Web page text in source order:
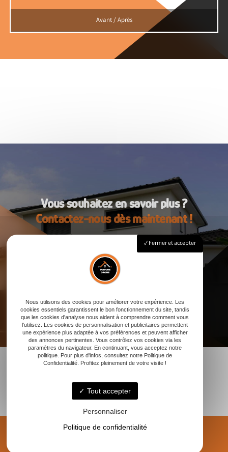
Avant / Après
Vous souhaitez en savoir plus ?
Contactez-nous dès maintenant !
Fermer et accepter
Nous utilisons des cookies pour améliorer votre expérience. Les
cookies essentiels garantissent le bon fonctionnement du site, tandis
que les cookies d'analyse nous aident à comprendre comment vous
l'utilisez. Les cookies de personnalisation et publicitaires permettent
une expérience plus adaptée à vos préférences et peuvent afficher
des annonces pertinentes. Vous contrôlez vos cookies via les
paramètres du navigateur. En continuant, vous acceptez notre
politique. Pour plus d'infos, consultez notre Politique de
Confidentialité. Profitez pleinement de votre visite !
Tout accepter
Personnaliser
Politique de confidentialité